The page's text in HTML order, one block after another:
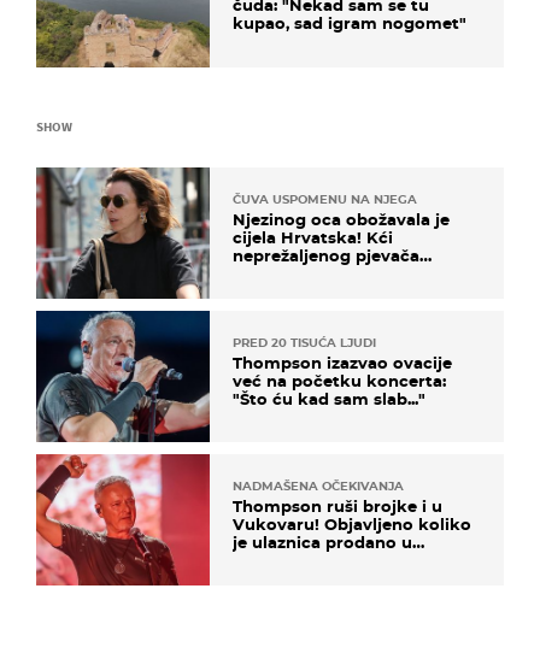
čuda: "Nekad sam se tu
kupao, sad igram nogomet"
SHOW
ČUVA USPOMENU NA NJEGA
Njezinog oca obožavala je
cijela Hrvatska! Kći
neprežaljenog pjevača
PRED 20 TISUĆA LJUDI
Thompson izazvao ovacije
već na početku koncerta:
"Što ću kad sam slab..."
NADMAŠENA OČEKIVANJA
Thompson ruši brojke i u
Vukovaru! Objavljeno koliko
je ulaznica prodano u